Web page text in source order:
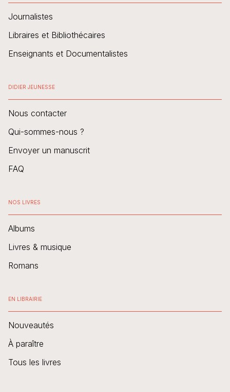
Journalistes
Libraires et Bibliothécaires
Enseignants et Documentalistes
DIDIER JEUNESSE
Nous contacter
Qui-sommes-nous ?
Envoyer un manuscrit
FAQ
NOS LIVRES
Albums
Livres & musique
Romans
EN LIBRAIRIE
Nouveautés
À paraître
Tous les livres